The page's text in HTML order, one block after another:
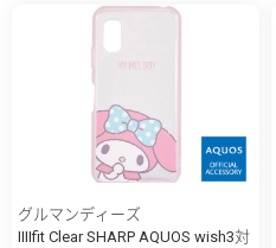
グルマンディーズ
IIIIfit Clear SHARP AQUOS wish3対